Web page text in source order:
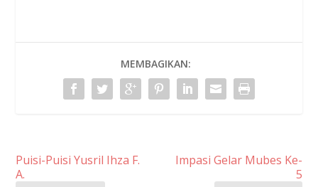
MEMBAGIKAN:
Puisi-Puisi Yusril Ihza F.
A.
Impasi Gelar Mubes Ke-
5